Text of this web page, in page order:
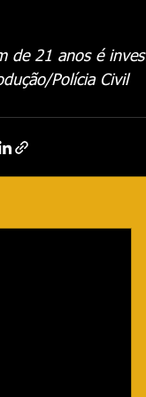
de 21 anos é
Polícia Civil